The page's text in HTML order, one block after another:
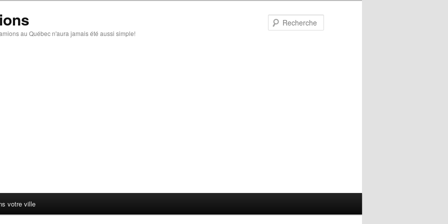
au Québec n'aura jamais été aussi simple!
votre ville